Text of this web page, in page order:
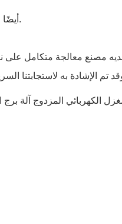
ما هو أكثر من ذلك ، يأخذ Jsway أيضًا مراعاة جادة لتحقيق حياة خضراء.